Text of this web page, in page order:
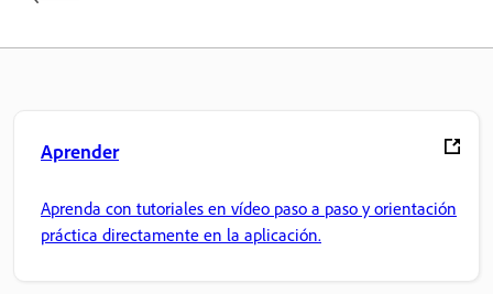
Aprender
Aprenda con tutoriales en vídeo paso a paso y orientación
práctica directamente en la aplicación.